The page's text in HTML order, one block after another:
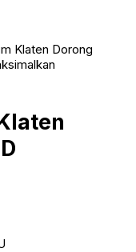
Klaten Dorong